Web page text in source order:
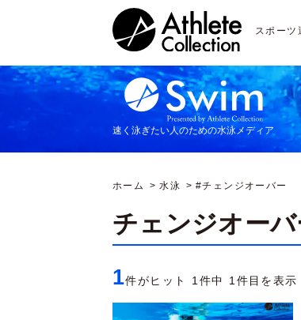
スポーツ
速く泳ぎたい人のための水泳メディア
ホーム 水泳 #チェンジオーバー
チェンジオーバ
1件がヒット 1件中 1件目を表示